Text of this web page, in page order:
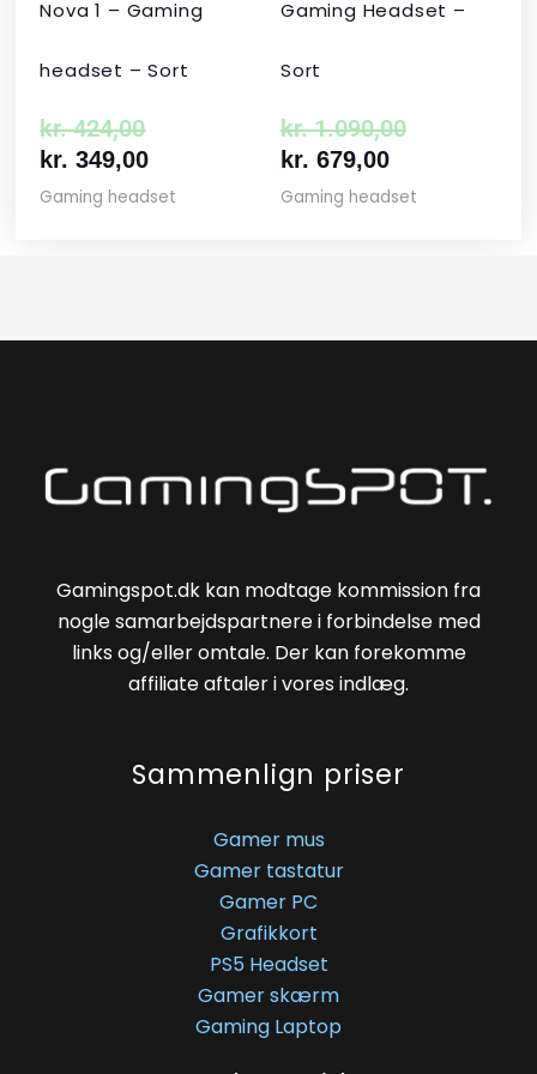
Nova 1 – Gaming
headset – Sort
kr.424,00
kr. 349,00
Gaming headset
Gaming Headset –
Sort
kr.1.090,00
kr. 679,00
Gaming headset
Gamingspot.dk kan modtage kommission fra
nogle samarbejdspartnere i forbindelse med
links og/eller omtale. Der kan forekomme
affiliate aftaler i vores indlæg.
Sammenlign priser
Gamer mus
Gamer tastatur
Gamer PC
Grafikkort
PS5 Headset
Gamer skærm
Gaming Laptop